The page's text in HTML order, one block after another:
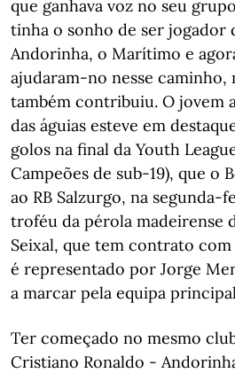
que ganhava voz no seu
tinha o sonho de ser jogador
Andorinha, o Marítimo e
ajudaram-no nesse caminho,
também contribuiu. O jovem
das águias esteve em
golos na final da Youth
Campeões de sub-19), que o
ao RB Salzurgo, na segunda-
troféu da pérola madeirense
Seixal, que tem contrato
é representado por Jorge
a marcar pela equipa
Ter começado no mesmo
Cristiano Ronaldo -